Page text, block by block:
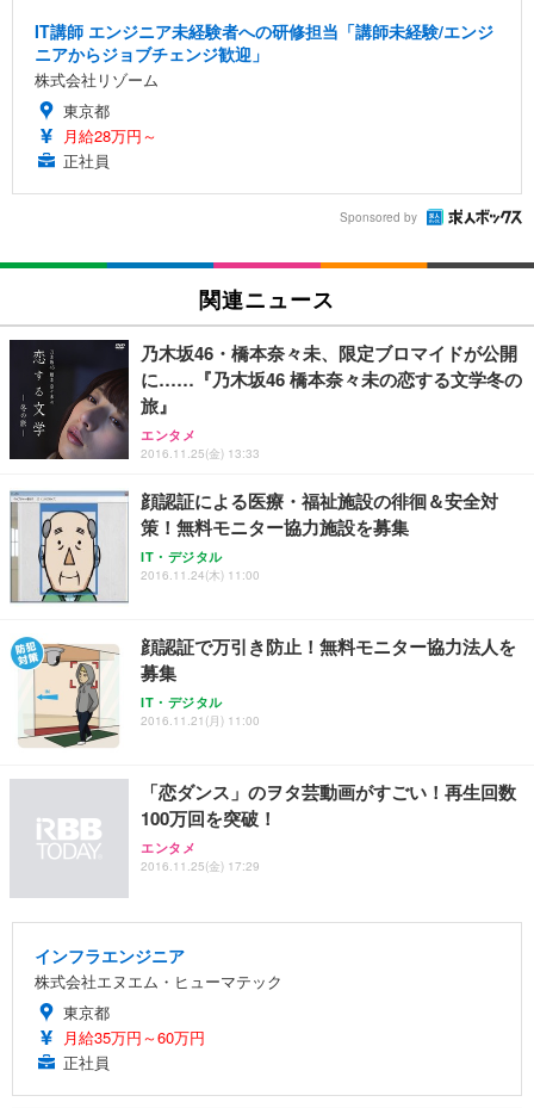
IT講師 エンジニア未経験者への研修担当「講師未経験/エンジ
ニアからジョブチェンジ歓迎」
株式会社リゾーム
東京都
月給28万円～
正社員
Sponsored by
関連ニュース
乃木坂46・橋本奈々未、限定ブロマイドが公開
に……『乃木坂46 橋本奈々未の恋する文学冬の
旅』
エンタメ
2016.11.25(金) 13:33
顔認証による医療・福祉施設の徘徊＆安全対
策！無料モニター協力施設を募集
IT・デジタル
2016.11.24(木) 11:00
顔認証で万引き防止！無料モニター協力法人を
募集
IT・デジタル
2016.11.21(月) 11:00
「恋ダンス」のヲタ芸動画がすごい！再生回数
100万回を突破！
エンタメ
2016.11.25(金) 17:29
インフラエンジニア
株式会社エヌエム・ヒューマテック
東京都
月給35万円～60万円
正社員